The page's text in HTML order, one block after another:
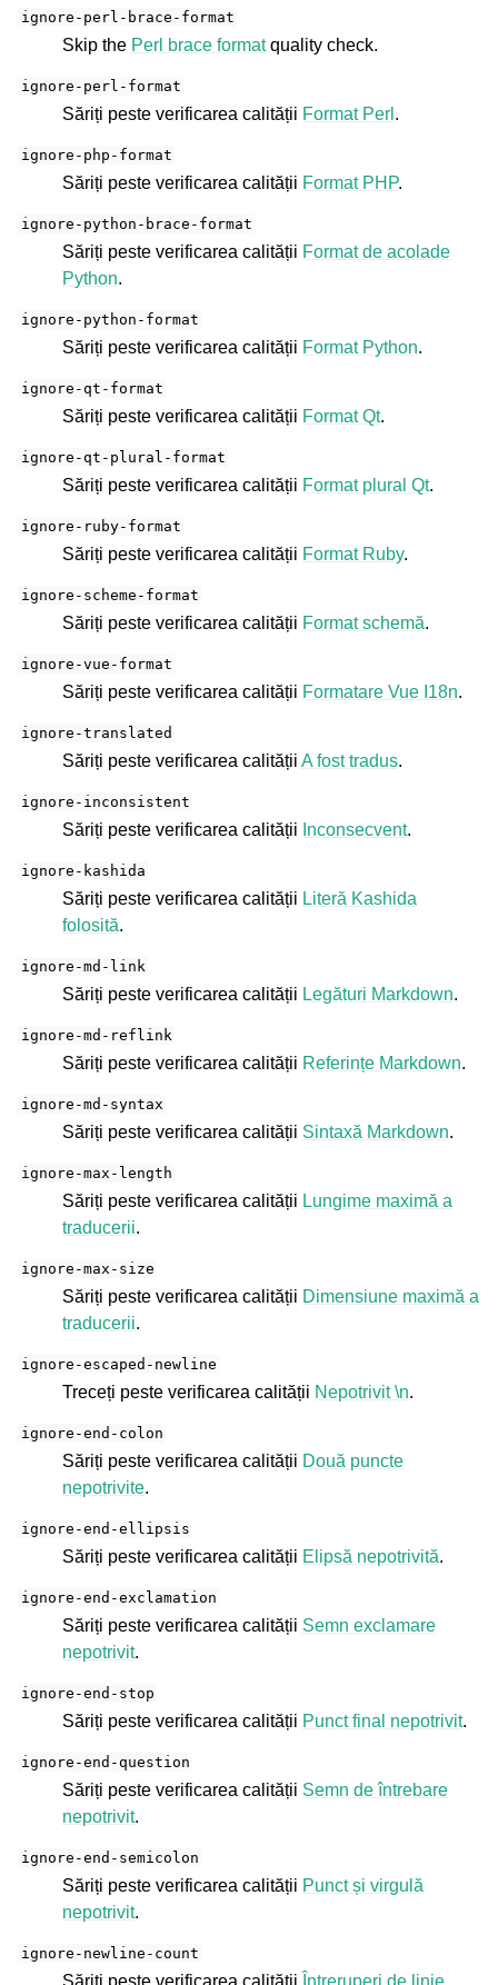
ignore-perl-brace-format
Skip the Perl brace formatquality check.
ignore-perl-format
Săriți peste verificarea calității Format Perl .
ignore-php-format
Săriți peste verificarea calității Format PHP.
ignore-python-brace-format
Săriți peste verificarea calității Format de acolade
Python.
ignore-python-format
Săriți peste verificarea calității Format Python.
ignore-qt-format
Săriți peste verificarea calității Format Qt.
ignore-qt-plural-format
Săriți peste verificarea calității Format plural Qt.
ignore-ruby-format
Săriți peste verificarea calității Format Ruby.
ignore-scheme-format
Săriți peste verificarea calității Format schemă.
ignore-vue-format
Săriți peste verificarea calității Formatare Vue I18n.
ignore-translated
Săriți peste verificarea calității A fost tradus.
ignore-inconsistent
Săriți peste verificarea calității Inconsecvent.
ignore-kashida
Săriți peste verificarea calității Literă Kashida
folosită.
ignore-md-link
Săriți peste verificarea calității Legături Markdown.
ignore-md-reflink
Săriți peste verificarea calității Referințe Markdown.
ignore-md-syntax
Săriți peste verificarea calității Sintaxă Markdown.
ignore-max-length
Săriți peste verificarea calității Lungime maximă a
traducerii.
ignore-max-size
Săriți peste verificarea calității Dimensiune maximă a
traducerii.
ignore-escaped-newline
Treceți peste verificarea calității Nepotrivit \n.
ignore-end-colon
Săriți peste verificarea calității Două puncte
nepotrivite.
ignore-end-ellipsis
Săriți peste verificarea calității Elipsă nepotrivită.
ignore-end-exclamation
Săriți peste verificarea calității Semn exclamare
nepotrivit.
ignore-end-stop
Săriți peste verificarea calității Punct final nepotrivit.
ignore-end-question
Săriți peste verificarea calității Semn de întrebare
nepotrivit.
ignore-end-semicolon
Săriți peste verificarea calității Punct și virgulă
nepotrivit.
ignore-newline-count
Săriți peste verificarea calității Întreruperi de linie